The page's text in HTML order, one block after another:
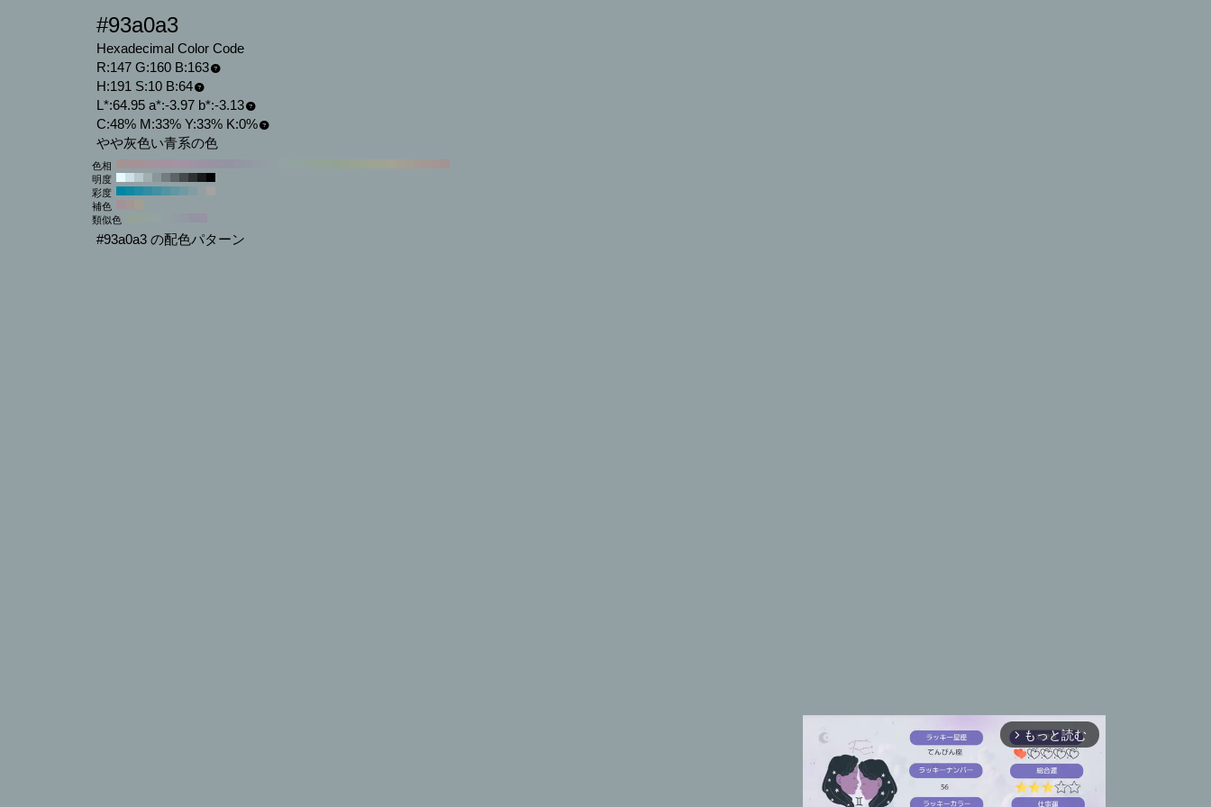
#93a0a3
Hexadecimal Color Code
R:147 G:160 B:163
H:191 S:10 B:64
L*:64.95 a*:-3.97 b*:-3.13
C:48% M:33% Y:33% K:0%
やや灰色い青系の色
色相
明度
彩度
補色
類似色
#93a0a3 の配色パターン
arrow_forward_ios もっと読む